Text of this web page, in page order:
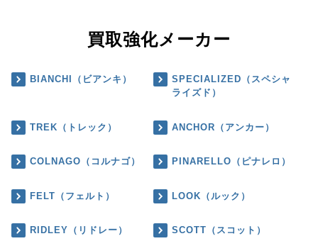
買取強化メーカー
BIANCHI（ビアンキ）
SPECIALIZED（スペシャ
ライズド）
TREK（トレック） ANCHOR（アンカー）
COLNAGO（コルナゴ） PINARELLO（ピナレロ）
FELT（フェルト） LOOK（ルック）
RIDLEY（リドレー） SCOTT（スコット）